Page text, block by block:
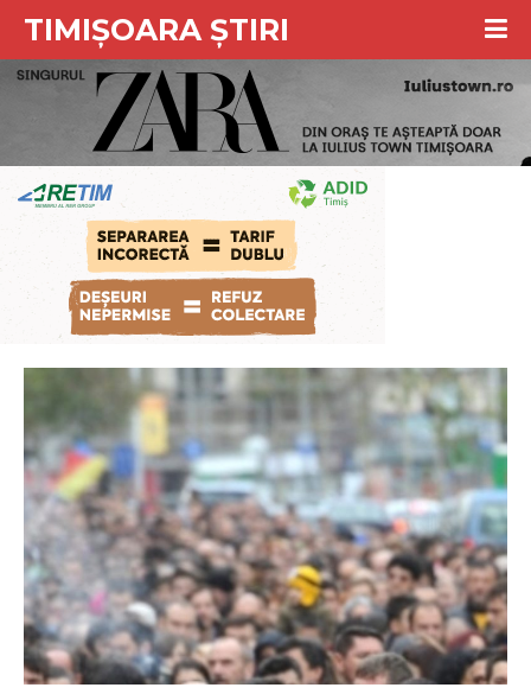
TIMIȘOARA ȘTIRI